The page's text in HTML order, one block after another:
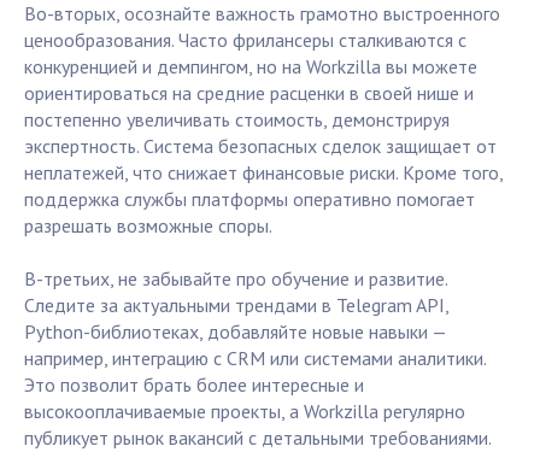
Во-вторых, осознайте важность грамотно выстроенного
ценообразования. Часто фрилансеры сталкиваются с
конкуренцией и демпингом, но на Workzilla вы можете
ориентироваться на средние расценки в своей нише и
постепенно увеличивать стоимость, демонстрируя
экспертность. Система безопасных сделок защищает от
неплатежей, что снижает финансовые риски. Кроме того,
поддержка службы платформы оперативно помогает
разрешать возможные споры.
В-третьих, не забывайте про обучение и развитие.
Следите за актуальными трендами в Telegram API,
Python-библиотеках, добавляйте новые навыки —
например, интеграцию с CRM или системами аналитики.
Это позволит брать более интересные и
высокооплачиваемые проекты, а Workzilla регулярно
публикует рынок вакансий с детальными требованиями.